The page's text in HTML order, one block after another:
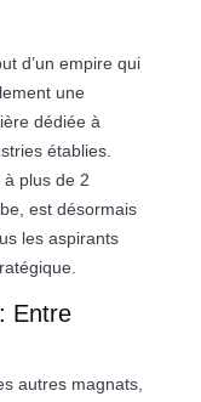
d’un empire qui
une
dédiée à
établies.
à plus de 2
est désormais
les aspirants
Entre
autres magnats,